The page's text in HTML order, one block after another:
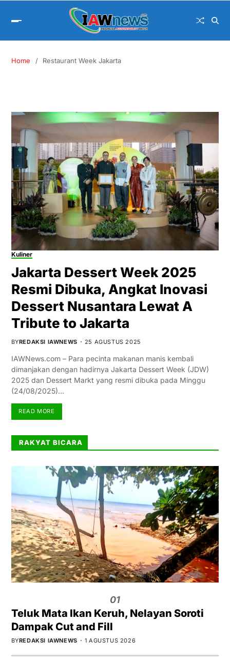
Home Restaurant Week Jakarta
Kuliner
Jakarta Dessert Week 2025
Resmi Dibuka, Angkat Inovasi
Dessert Nusantara Lewat A
Tribute to Jakarta
BYREDAKSI IAWNEWS 25 AGUSTUS 2025
IAWNews.com – Para pecinta makanan manis kembali
dimanjakan dengan hadirnya Jakarta Dessert Week (JDW)
2025 dan Dessert Markt yang resmi dibuka pada Minggu
(24/08/2025)…
READ MORE
RAKYAT BICARA
01
Teluk Mata Ikan Keruh, Nelayan Soroti
Dampak Cut and Fill
BYREDAKSI IAWNEWS 1 AGUSTUS 2026